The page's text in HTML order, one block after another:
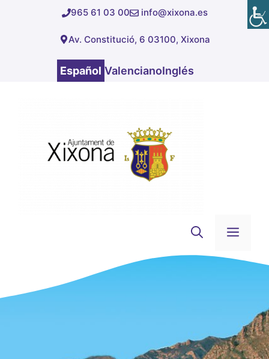
965 61 03 00 info@xixona.es
Av. Constitució, 6 03100, Xixona
Español ValencianoInglés